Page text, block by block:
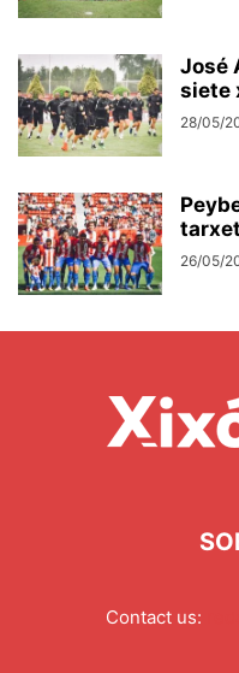
José
siete
28/05/
26/05/
Contact us: